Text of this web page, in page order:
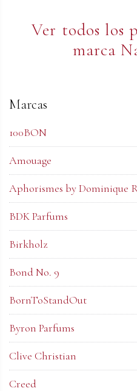
Ver todos los
marca
Marcas
100BON
Amouage
Aphorismes by Dominique
BDK Parfums
Birkholz
Bond No. 9
BornToStandOut
Byron Parfums
Clive Christian
Creed